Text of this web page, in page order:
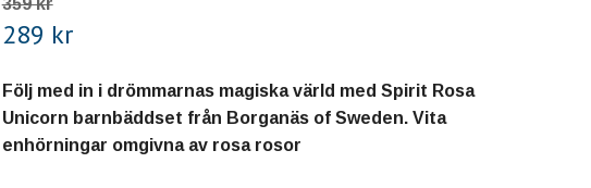
359 kr
289 kr
Följ med in i drömmarnas magiska värld med Spirit Rosa
Unicorn barnbäddset från Borganäs of Sweden. Vita
enhörningar omgivna av rosa rosor